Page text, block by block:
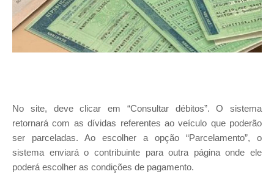
No site, deve clicar em “Consultar débitos”. O sistema
retornará com as dívidas referentes ao veículo que poderão
ser parceladas. Ao escolher a opção “Parcelamento”, o
sistema enviará o contribuinte para outra página onde ele
poderá escolher as condições de pagamento.